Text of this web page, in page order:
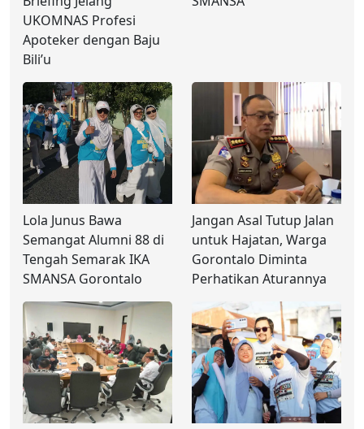
UKOMNAS Profesi
Apoteker dengan Baju
Bili’u
Lola Junus Bawa
Semangat Alumni 88 di
Tengah Semarak IKA
SMANSA Gorontalo
Jangan Asal Tutup Jalan
untuk Hajatan, Warga
Gorontalo Diminta
Perhatikan Aturannya